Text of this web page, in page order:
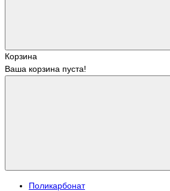
Корзина
Ваша корзина пуста!
Поликарбонат